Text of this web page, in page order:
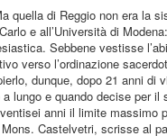
quella di Reggio non era la
e all’Università di
Sebbene vestisse
verso l’ordinazione
dunque, dopo 21 anni di
lungo e quando decise per
anni il limite massimo
Castelvetri, scrisse al